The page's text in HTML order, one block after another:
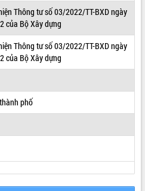
Thông tư số 03/2022/TT-BXD ngày
của Bộ Xây dựng
Thông tư số 03/2022/TT-BXD ngày
của Bộ Xây dựng
phố